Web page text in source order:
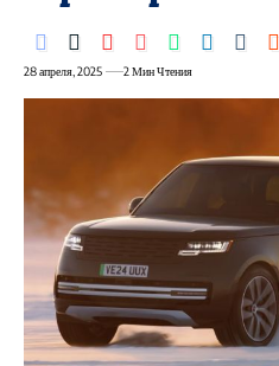
28 апреля, 2025 2 Мин Чтения